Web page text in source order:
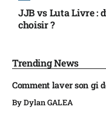
JJB vs Luta Livre :
choisir ?
Trending News
Comment laver son gi
ByDylan GALEA